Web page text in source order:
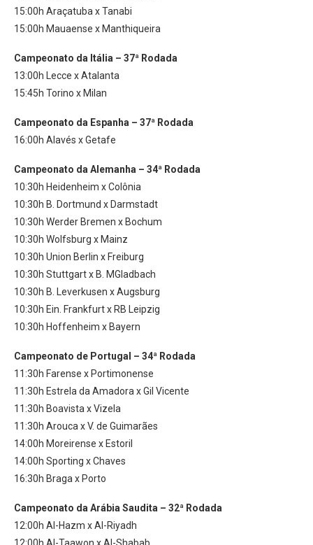
15:00h Araçatuba x Tanabi
15:00h Mauaense x Manthiqueira
Campeonato da Itália – 37ª Rodada
13:00h Lecce x Atalanta
15:45h Torino x Milan
Campeonato da Espanha – 37ª Rodada
16:00h Alavés x Getafe
Campeonato da Alemanha – 34ª Rodada
10:30h Heidenheim x Colônia
10:30h B. Dortmund x Darmstadt
10:30h Werder Bremen x Bochum
10:30h Wolfsburg x Mainz
10:30h Union Berlin x Freiburg
10:30h Stuttgart x B. MGladbach
10:30h B. Leverkusen x Augsburg
10:30h Ein. Frankfurt x RB Leipzig
10:30h Hoffenheim x Bayern
Campeonato de Portugal – 34ª Rodada
11:30h Farense x Portimonense
11:30h Estrela da Amadora x Gil Vicente
11:30h Boavista x Vizela
11:30h Arouca x V. de Guimarães
14:00h Moreirense x Estoril
14:00h Sporting x Chaves
16:30h Braga x Porto
Campeonato da Arábia Saudita – 32ª Rodada
12:00h Al-Hazm x Al-Riyadh